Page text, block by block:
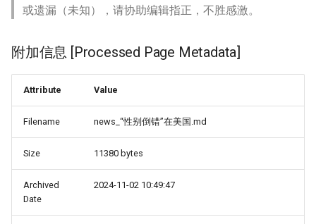
或遗漏（未知），请协助编辑指正，不胜感激。
附加信息 [Processed Page Metadata]
Attribute Value
Filename news_“性别倒错”在美国.md
Size 11380 bytes
Archived
Date
2024-11-02 10:49:47